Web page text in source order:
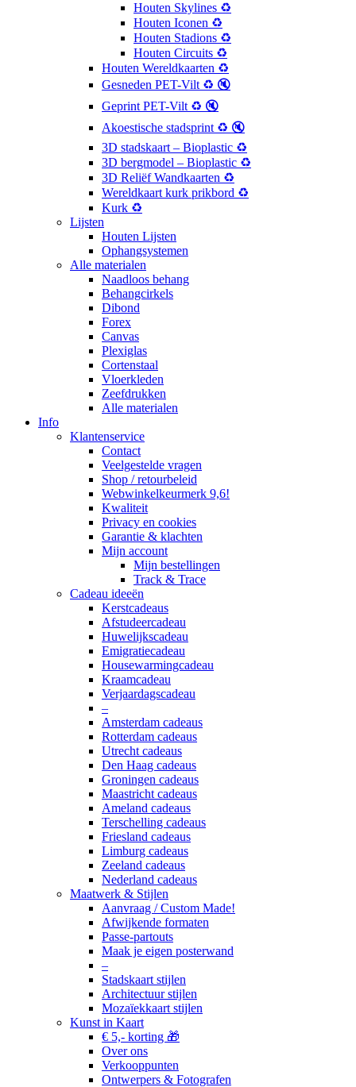
Houten Skylines ♻️
Houten Iconen ♻️
Houten Stadions ♻️
Houten Circuits ♻️
Houten Wereldkaarten ♻️
Gesneden PET-Vilt ♻️ 🔇
Geprint PET-Vilt ♻️ 🔇
Akoestische stadsprint ♻️ 🔇
3D stadskaart – Bioplastic ♻️
3D bergmodel – Bioplastic ♻️
3D Reliëf Wandkaarten ♻️
Wereldkaart kurk prikbord ♻️
Kurk ♻️
Lijsten
Houten Lijsten
Ophangsystemen
Alle materialen
Naadloos behang
Behangcirkels
Dibond
Forex
Canvas
Plexiglas
Cortenstaal
Vloerkleden
Zeefdrukken
Alle materialen
Info
Klantenservice
Contact
Veelgestelde vragen
Shop / retourbeleid
Webwinkelkeurmerk 9,6!
Kwaliteit
Privacy en cookies
Garantie & klachten
Mijn account
Mijn bestellingen
Track & Trace
Cadeau ideeën
Kerstcadeaus
Afstudeercadeau
Huwelijkscadeau
Emigratiecadeau
Housewarmingcadeau
Kraamcadeau
Verjaardagscadeau
–
Amsterdam cadeaus
Rotterdam cadeaus
Utrecht cadeaus
Den Haag cadeaus
Groningen cadeaus
Maastricht cadeaus
Ameland cadeaus
Terschelling cadeaus
Friesland cadeaus
Limburg cadeaus
Zeeland cadeaus
Nederland cadeaus
Maatwerk & Stijlen
Aanvraag / Custom Made!
Afwijkende formaten
Passe-partouts
Maak je eigen posterwand
–
Stadskaart stijlen
Architectuur stijlen
Mozaïekkaart stijlen
Kunst in Kaart
€ 5,- korting 🎁
Over ons
Verkooppunten
Ontwerpers & Fotografen